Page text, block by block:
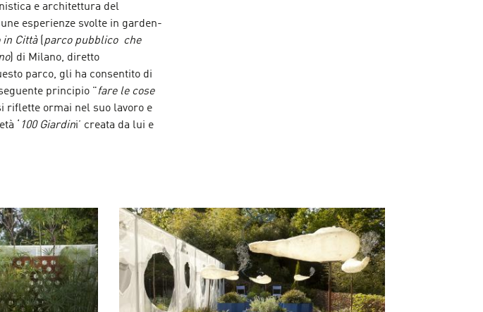
e architettura del
esperienze svolte in garden-
in Città( parco pubblico che
) di Milano, diretto
parco, gli ha consentito di
principio "fare le cose
riflette ormai nel suo lavoro e
‘
100 Giardini’ creata da lui e